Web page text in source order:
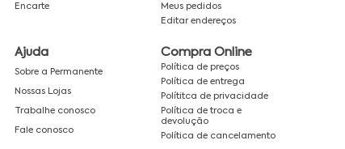
Encarte
Meus pedidos
Editar endereços
Ajuda
Sobre a Permanente
Nossas Lojas
Trabalhe conosco
Fale conosco
Compra Online
Política de preços
Política de entrega
Polítitca de privacidade
Política de troca e
devolução
Política de cancelamento